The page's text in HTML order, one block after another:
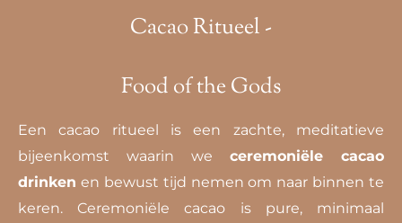
Cacao Ritueel -
Food of the Gods
Een cacao ritueel is een zachte, meditatieve
bijeenkomst waarin we ceremoniële cacao
drinken en bewust tijd nemen om naar binnen te
keren. Ceremoniële cacao is pure, minimaal